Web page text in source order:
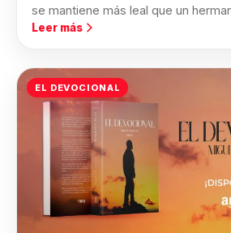
se mantiene más leal que un
Leer más
EL DEVOCIONAL